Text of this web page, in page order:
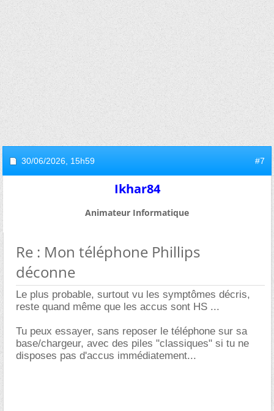
30/06/2026, 15h59 #7
Ikhar84
Animateur Informatique
Re : Mon téléphone Phillips
déconne
Le plus probable, surtout vu les symptômes décris,
reste quand même que les accus sont HS ...
Tu peux essayer, sans reposer le téléphone sur sa
base/chargeur, avec des piles "classiques" si tu ne
disposes pas d'accus immédiatement...